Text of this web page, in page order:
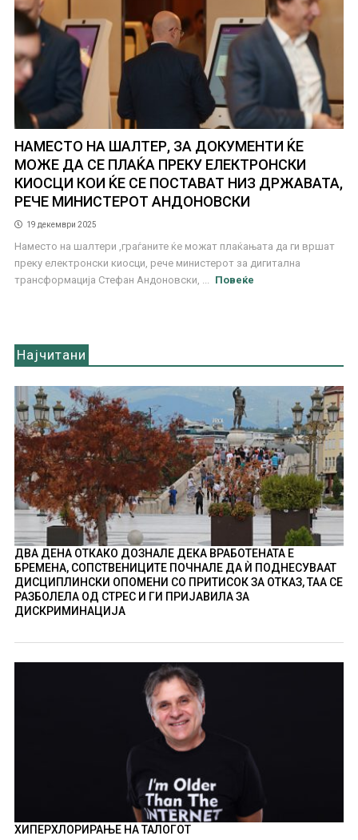
НАМЕСТО НА ШАЛТЕР, ЗА ДОКУМЕНТИ ЌЕ
МОЖЕ ДА СЕ ПЛАЌА ПРЕКУ ЕЛЕКТРОНСКИ
КИОСЦИ КОИ ЌЕ СЕ ПОСТАВАТ НИЗ ДРЖАВАТА,
РЕЧЕ МИНИСТЕРОТ АНДОНОВСКИ
19 декември 2025
Наместо на шалтери ,граѓаните ќе можат плаќањата да ги вршат
преку електронски киосци, рече министерот за дигитална
трансформација Стефан Андоновски, ...
Повеќе
Најчитани
ДВА ДЕНА ОТКАКО ДОЗНАЛЕ ДЕКА ВРАБОТЕНАТА Е
БРЕМЕНА, СОПСТВЕНИЦИТЕ ПОЧНАЛЕ ДА Ѝ ПОДНЕСУВААТ
ДИСЦИПЛИНСКИ ОПОМЕНИ СО ПРИТИСОК ЗА ОТКАЗ, ТАА СЕ
РАЗБОЛЕЛА ОД СТРЕС И ГИ ПРИЈАВИЛА ЗА
ДИСКРИМИНАЦИЈА
ХИПЕРХЛОРИРАЊЕ НА ТАЛОГОТ